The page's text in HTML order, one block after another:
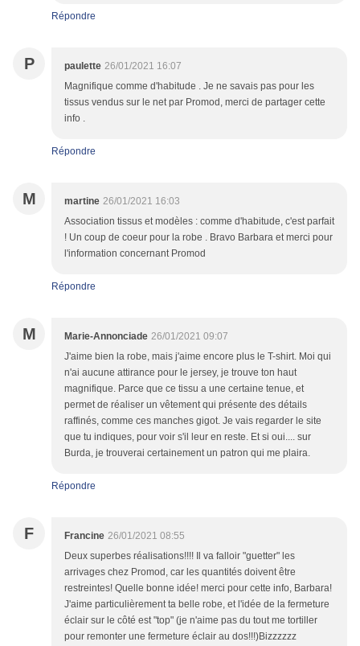
Répondre
P paulette 26/01/2021 16:07
Magnifique comme d'habitude . Je ne savais pas pour les
tissus vendus sur le net par Promod, merci de partager cette
info .
Répondre
M martine 26/01/2021 16:03
Association tissus et modèles : comme d'habitude, c'est parfait
! Un coup de coeur pour la robe . Bravo Barbara et merci pour
l'information concernant Promod
Répondre
M Marie-Annonciade 26/01/2021 09:07
J'aime bien la robe, mais j'aime encore plus le T-shirt. Moi qui
n'ai aucune attirance pour le jersey, je trouve ton haut
magnifique. Parce que ce tissu a une certaine tenue, et
permet de réaliser un vêtement qui présente des détails
raffinés, comme ces manches gigot. Je vais regarder le site
que tu indiques, pour voir s'il leur en reste. Et si oui.... sur
Burda, je trouverai certainement un patron qui me plaira.
Répondre
F Francine 26/01/2021 08:55
Deux superbes réalisations!!!! Il va falloir "guetter" les
arrivages chez Promod, car les quantités doivent être
restreintes! Quelle bonne idée! merci pour cette info, Barbara!
J'aime particulièrement ta belle robe, et l'idée de la fermeture
éclair sur le côté est "top" (je n'aime pas du tout me tortiller
pour remonter une fermeture éclair au dos!!!)Bizzzzzz